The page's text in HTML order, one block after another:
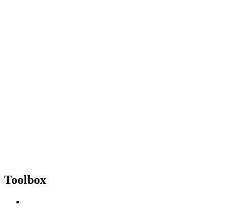
Toolbox